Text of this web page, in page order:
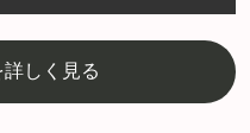
しく見る